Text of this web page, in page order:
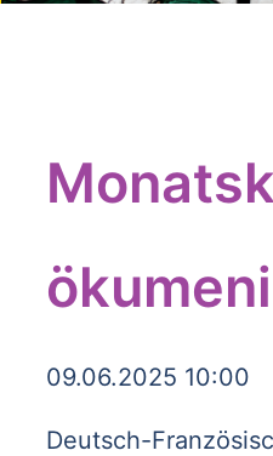
09.06.2025 10:00
Deutsch-